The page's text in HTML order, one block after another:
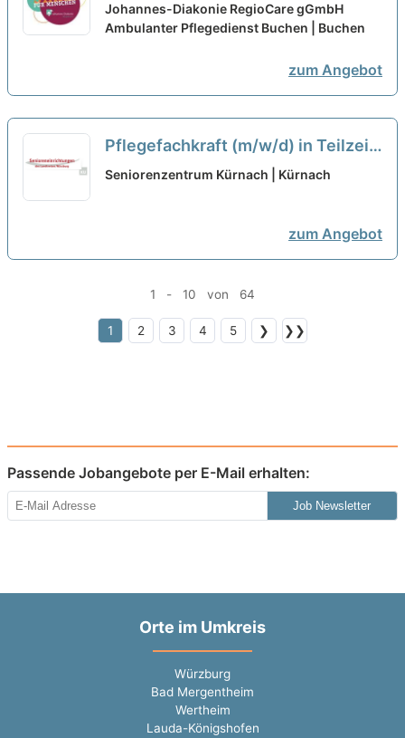
Teilzeit – Bei uns startet Deine
Karriere! neu
Johannes-Diakonie RegioCare gGmbH
Ambulanter Pflegedienst Buchen | Buchen
zum Angebot
Pflegefachkraft (m/w/d) in Teilzeit
- Werden Sie Teil des Teams!
Seniorenzentrum Kürnach | Kürnach
zum Angebot
1 - 10 von 64
1 2 3 4 5 ❯ ❯❯
Passende Jobangebote per E-Mail erhalten:
Job Newsletter
Orte im Umkreis
Würzburg
Bad Mergentheim
Wertheim
Lauda-Königshofen